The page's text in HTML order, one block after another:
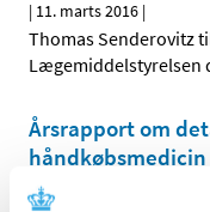
| 11. marts 2016 |
Thomas Senderovitz
Lægemiddelstyrelsen
Årsrapport om
håndkøbsmedicin
|10. marts 2016